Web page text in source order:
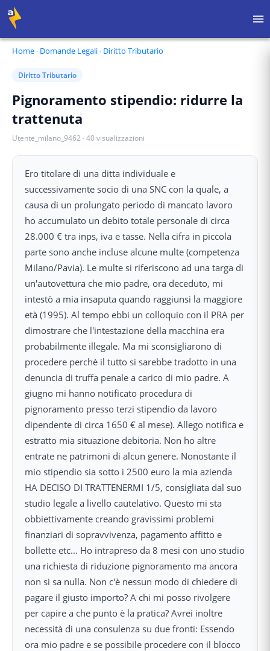
Home · Domande Legali · Diritto Tributario
Diritto Tributario
Pignoramento stipendio: ridurre la
trattenuta
Utente_milano_9462 · 40visualizzazioni
Ero titolare di una ditta individuale e
successivamente socio di una SNC con la quale, a
causa di un prolungato periodo di mancato lavoro
ho accumulato un debito totale personale di circa
28.000 € tra inps, iva e tasse. Nella cifra in piccola
parte sono anche incluse alcune multe (competenza
Milano/Pavia). Le multe si riferiscono ad una targa di
un'autovettura che mio padre, ora deceduto, mi
intestò a mia insaputa quando raggiunsi la maggiore
età (1995). Al tempo ebbi un colloquio con il PRA per
dimostrare che l'intestazione della macchina era
probabilmente illegale. Ma mi sconsigliarono di
procedere perchè il tutto si sarebbe tradotto in una
denuncia di truffa penale a carico di mio padre. A
giugno mi hanno notificato procedura di
pignoramento presso terzi stipendio da lavoro
dipendente di circa 1650 € al mese). Allego notifica e
estratto mia situazione debitoria. Non ho altre
entrate ne patrimoni di alcun genere. Nonostante il
mio stipendio sia sotto i 2500 euro la mia azienda
HA DECISO DI TRATTENERMI 1/5, consigliata dal suo
studio legale a livello cautelativo. Questo mi sta
obbiettivamente creando gravissimi problemi
finanziari di sopravvivenza, pagamento affitto e
bollette etc... Ho intrapreso da 8 mesi con uno studio
una richiesta di riduzione pignoramento ma ancora
non si sa nulla. Non c'è nessun modo di chiedere di
pagare il giusto importo? A chi mi posso rivolgere
per capire a che punto è la pratica? Avrei inoltre
necessità di una consulenza su due fronti: Essendo
ora mio padre e se possibile procedere con il blocco